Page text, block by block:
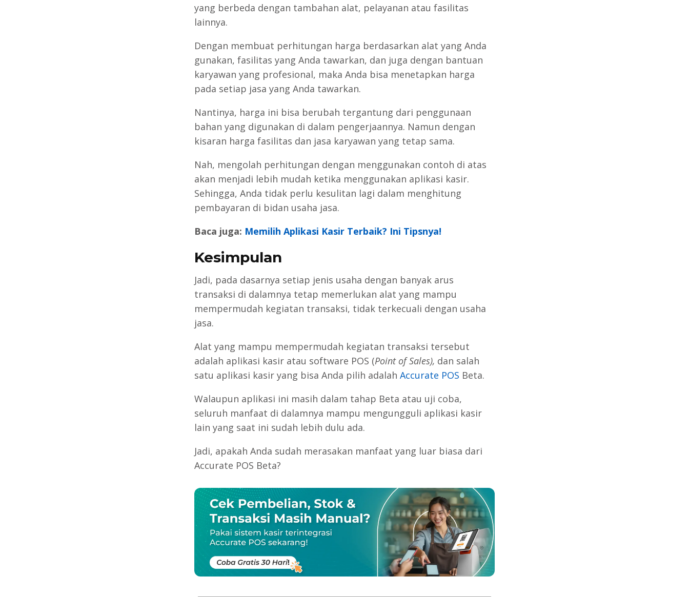
yang berbeda dengan tambahan alat, pelayanan atau fasilitas
lainnya.
Dengan membuat perhitungan harga berdasarkan alat yang Anda
gunakan, fasilitas yang Anda tawarkan, dan juga dengan bantuan
karyawan yang profesional, maka Anda bisa menetapkan harga
pada setiap jasa yang Anda tawarkan.
Nantinya, harga ini bisa berubah tergantung dari penggunaan
bahan yang digunakan di dalam pengerjaannya. Namun dengan
kisaran harga fasilitas dan jasa karyawan yang tetap sama.
Nah, mengolah perhitungan dengan menggunakan contoh di atas
akan menjadi lebih mudah ketika menggunakan aplikasi kasir.
Sehingga, Anda tidak perlu kesulitan lagi dalam menghitung
pembayaran di bidan usaha jasa.
Baca juga: Memilih Aplikasi Kasir Terbaik? Ini Tipsnya!
Kesimpulan
Jadi, pada dasarnya setiap jenis usaha dengan banyak arus
transaksi di dalamnya tetap memerlukan alat yang mampu
mempermudah kegiatan transaksi, tidak terkecuali dengan usaha
jasa.
Alat yang mampu mempermudah kegiatan transaksi tersebut
adalah aplikasi kasir atau software POS (Point of Sales), dan salah
satu aplikasi kasir yang bisa Anda pilih adalah Accurate POS Beta.
Walaupun aplikasi ini masih dalam tahap Beta atau uji coba,
seluruh manfaat di dalamnya mampu mengungguli aplikasi kasir
lain yang saat ini sudah lebih dulu ada.
Jadi, apakah Anda sudah merasakan manfaat yang luar biasa dari
Accurate POS Beta?